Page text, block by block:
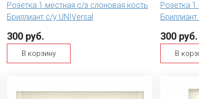
Розетка 1 местная с/з слоновая кость
Бриллиант с/у UNIVersal
300 руб.
В корзину
Розетка
300 руб.
В